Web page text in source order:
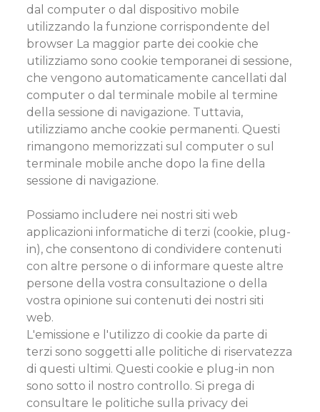
dal computer o dal dispositivo mobile
utilizzando la funzione corrispondente del
browser La maggior parte dei cookie che
utilizziamo sono cookie temporanei di sessione,
che vengono automaticamente cancellati dal
computer o dal terminale mobile al termine
della sessione di navigazione. Tuttavia,
utilizziamo anche cookie permanenti. Questi
rimangono memorizzati sul computer o sul
terminale mobile anche dopo la fine della
sessione di navigazione.
Possiamo includere nei nostri siti web
applicazioni informatiche di terzi (cookie, plug-
in), che consentono di condividere contenuti
con altre persone o di informare queste altre
persone della vostra consultazione o della
vostra opinione sui contenuti dei nostri siti
web.
L'emissione e l'utilizzo di cookie da parte di
terzi sono soggetti alle politiche di riservatezza
di questi ultimi. Questi cookie e plug-in non
sono sotto il nostro controllo. Si prega di
consultare le politiche sulla privacy dei